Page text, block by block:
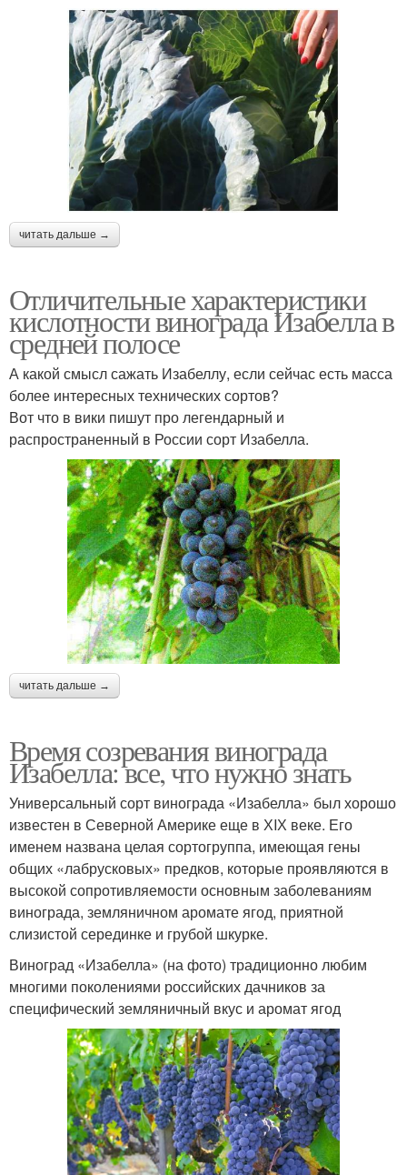
читать дальше →
Отличительные характеристики
кислотности винограда Изабелла в
средней полосе
А какой смысл сажать Изабеллу, если сейчас есть масса
более интересных технических сортов?
Вот что в вики пишут про легендарный и
распространенный в России сорт Изабелла.
читать дальше →
Время созревания винограда
Изабелла: все, что нужно знать
Универсальный сорт винограда «Изабелла» был хорошо
известен в Северной Америке еще в ХIХ веке. Его
именем названа целая сортогруппа, имеющая гены
общих «лабрусковых» предков, которые проявляются в
высокой сопротивляемости основным заболеваниям
винограда, земляничном аромате ягод, приятной
слизистой серединке и грубой шкурке.
Виноград «Изабелла» (на фото) традиционно любим
многими поколениями российских дачников за
специфический земляничный вкус и аромат ягод